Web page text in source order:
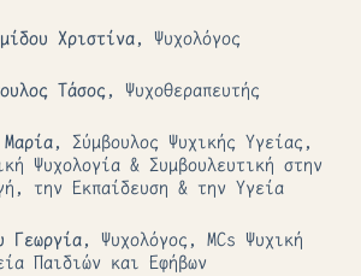
Χριστίνα, Ψυχολόγος
Τάσος, Ψυχοθεραπευτής
, Σύμβουλος Ψυχικής Υγείας,
Ψυχολογία & Συμβουλευτική στην
την Εκπαίδευση & την Υγεία
Γεωργία, Ψυχολόγος, MCs Ψυχική
Παιδιών και Εφήβων